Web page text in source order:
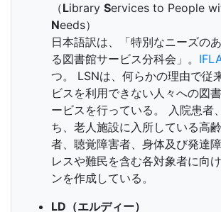
（Library Services to People
Needs）
日本語訳は、「特別なニーズの
る図書館サービス分科会」。
つ。 LSNは、何らかの理由で従
ビスを利用できない人々への図
ービスを行っている。 入院患者
ち、老人施設に入所している高
者、聴覚障害者、身体及び発達
レスや難民を含む各対象者に向
ンを作成している。
LD（エルディー）